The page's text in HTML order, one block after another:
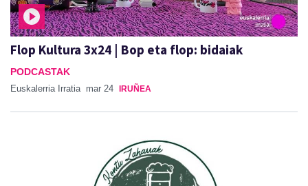
Flop Kultura 3x24 | Bop eta flop: bidaiak
PODCASTAK
Euskalerria Irratia mar 24 IRUÑEA